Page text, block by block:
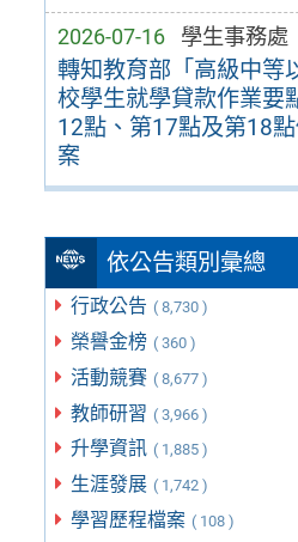
2026-07-16 學生事務處
轉知教育部「高級中等
校學生就學貸款作業要
12點、第17點及第18
案
依公告類別彙總
行政公告 ( 8,730 )
榮譽金榜 ( 360 )
活動競賽 ( 8,677 )
教師研習 ( 3,966 )
升學資訊 ( 1,885 )
生涯發展 ( 1,742 )
學習歷程檔案 ( 108 )